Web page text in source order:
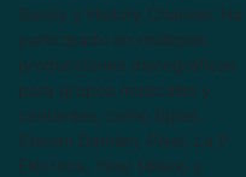
Savoy y History Channel. Ha
participado en múltiples
producciones discográficas
para grupos musicales y
cantantes, como Spias,
Steven Damian, Pixel, La P
Eléctrica, Yesy Milano y